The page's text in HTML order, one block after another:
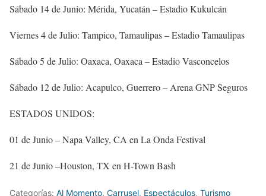
Sábado 14 de Junio: Mérida, Yucatán – Estadio Kukulcán
Viernes 4 de Julio: Tampico, Tamaulipas – Estadio Tamaulipas
Sábado 5 de Julio: Oaxaca, Oaxaca – Estadio Vasconcelos
Sábado 12 de Julio: Acapulco, Guerrero – Arena GNP Seguros
ESTADOS UNIDOS:
01 de Junio – Napa Valley, CA en La Onda Festival
21 de Junio –Houston, TX en H-Town Bash
Categorías: Al Momento, Carrusel, Espectáculos, Turismo